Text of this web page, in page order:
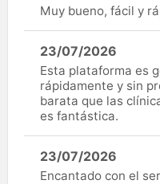
Muy bueno, fácil y
23/07/2026
Esta plataforma es
rápidamente y sin
barata que las
es fantástica.
23/07/2026
Encantado con el